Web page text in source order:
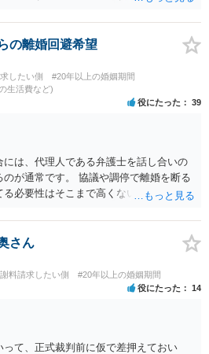
の離婚回避希望
したい側
#20年以上の婚姻期間
生活費など)
役にたった 39
は、代理人である弁護士を話し合いの
が通常です。 協議や調停で離婚を断る
必要性はそこまで高くないようにも思
ない状況である場合には代理人を立て
。 依頼するかどうかの検討も含め、お近
と良いと考えます。
さん
料請求したい側 #20年以上の婚姻期間
役にたった 14
て、正式裁判前に仮で差押えておい